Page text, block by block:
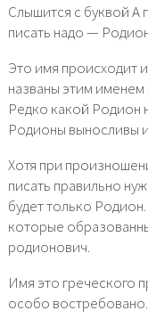
Слышится с буквой А
писать надо —
Это имя происходит
названы этим
Редко какой Родион
Родионы выносливы
Хотя при
писать правильно
будет только
которые
родионович.
Имя это греческого
особо востребовано.